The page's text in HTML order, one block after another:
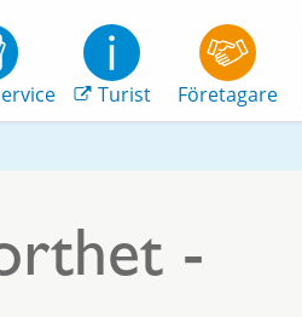
Turist Företagare
-